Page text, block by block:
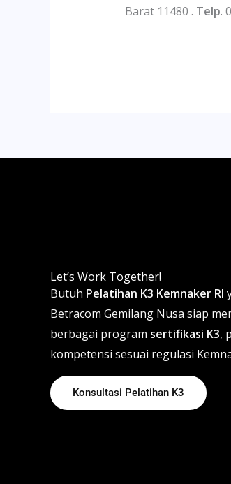
Barat 11480 . Telp.
Let’s Work Together!
Butuh Pelatihan K3 Kemnaker RI
Betracom Gemilang Nusa siap
berbagai program sertifikasi K3,
kompetensi sesuai regulasi
Konsultasi Pelatihan K3